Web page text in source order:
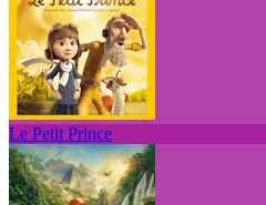
Le Petit Prince